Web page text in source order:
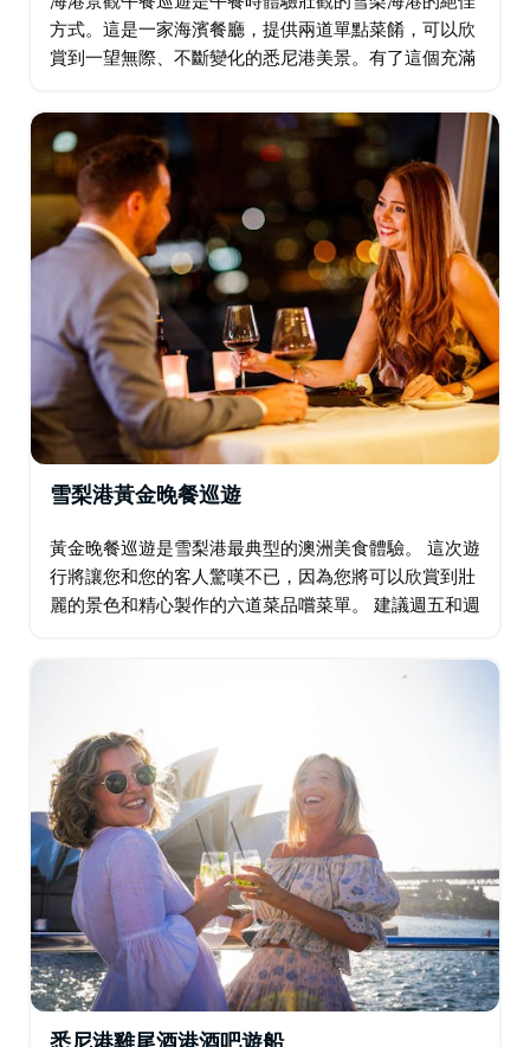
方式。這是一家海濱餐廳，提供兩道單點菜餚，可以欣
賞到一望無際、不斷變化的悉尼港美景。有了這個充滿
假都變得輕而易舉。
雪梨港黃金晚餐巡遊
黃金晚餐巡遊是雪梨港最典型的澳洲美食體驗。 這次遊
行將讓您和您的客人驚嘆不已，因為您將可以欣賞到壯
麗的景色和精心製作的六道菜品嚐菜單。 建議週五和週